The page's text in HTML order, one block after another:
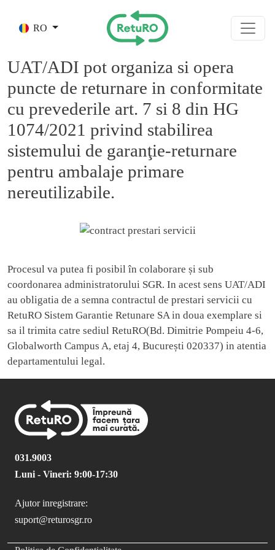
RO
UAT/ADI pot organiza si opera
puncte de returnare in conformitate
cu prevederile art. 7 si 8 din HG
1074/2021 privind stabilirea
sistemului de garanţie-returnare
pentru ambalaje primare
nereutilizabile.
Procesul va putea fi posibil în colaborare și sub
coordonarea administratorului SGR. In acest sens UAT/ADI
au obligatia de a semna contractul de prestari servicii cu
RetuRO Sistem Garantie Retunare SA in doua exemplare si
sa il trimita catre sediul RetuRO(Bd. Dimitrie Pompeiu 4-6,
Globalworth Campus A, etaj 4, București 020337) in atentia
departamentului legal.
031.9003
Luni - Vineri: 9:00-17:30
Ajutor inregistrare:
suport@returosgr.ro